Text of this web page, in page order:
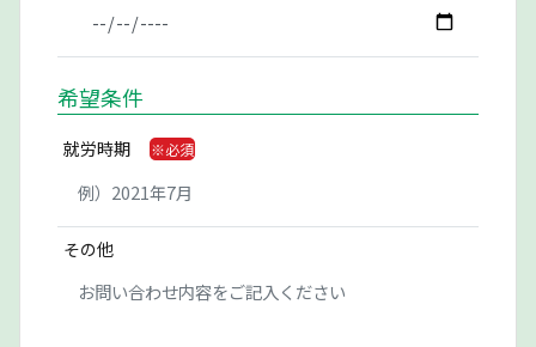
希望条件
就労時期
その他